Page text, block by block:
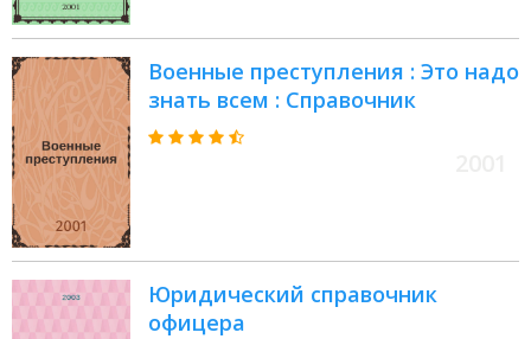
Военные преступления : Это надо
знать всем : Справочник
Юридический справочник
офицера